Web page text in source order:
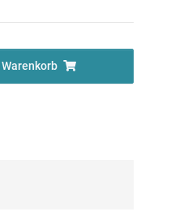
Warenkorb